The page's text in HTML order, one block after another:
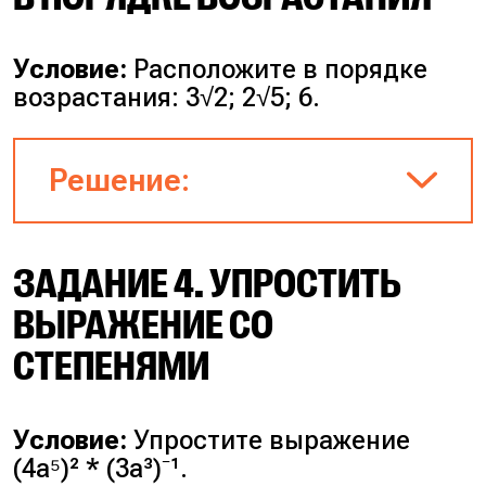
√(a⁴) = 4 * √2 * a².
Условие: Расположите в порядке
возрастания: 3√2; 2√5; 6.
Решение:
чтобы сравнить подкоренные
выражения.
3√2 = √(9*2) = √18.
6 = √36.
ЗАДАНИЕ 4. УПРОСТИТЬ
ВЫРАЖЕНИЕ СО
СТЕПЕНЯМИ
Условие: Упростите выражение
(4a⁵)² * (3a³)⁻¹.